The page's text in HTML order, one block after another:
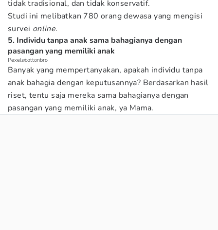
tidak tradisional, dan tidak konservatif.
Studi ini melibatkan 780 orang dewasa yang mengisi
survei online.
5. Individu tanpa anak sama bahagianya dengan
pasangan yang memiliki anak
Pexels/cottonbro
Banyak yang mempertanyakan, apakah individu tanpa
anak bahagia dengan keputusannya? Berdasarkan hasil
riset, tentu saja mereka sama bahagianya dengan
pasangan yang memiliki anak, ya Mama.